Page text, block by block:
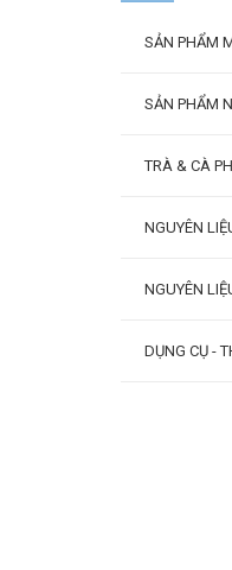
SẢN PHẨM
SẢN PHẨM
TRÀ & CÀ
NGUYÊN
NGUYÊN
DỤNG CỤ -